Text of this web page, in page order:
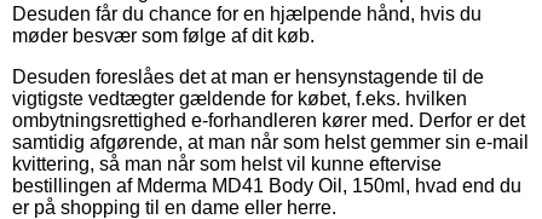
Desuden får du chance for en hjælpende hånd, hvis du
møder besvær som følge af dit køb.
Desuden foreslåes det at man er hensynstagende til de
vigtigste vedtægter gældende for købet, f.eks. hvilken
ombytningsrettighed e-forhandleren kører med. Derfor er det
samtidig afgørende, at man når som helst gemmer sin e-mail
kvittering, så man når som helst vil kunne eftervise
bestillingen af Mderma MD41 Body Oil, 150ml, hvad end du
er på shopping til en dame eller herre.